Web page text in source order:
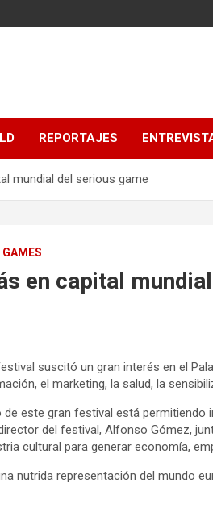
REPORTAJES
mundial del serious game
GAMES
en capital
suscitó un gran interés en el
el marketing, la salud, la
este gran festival está
del festival, Alfonso Gómez,
cultural para generar economía,
nutrida representación del mundo